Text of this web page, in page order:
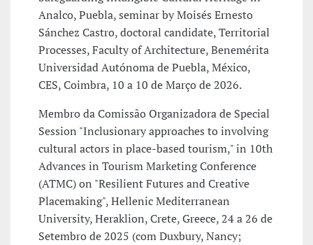
Analco, Puebla, seminar by Moisés Ernesto
Sánchez Castro, doctoral candidate, Territorial
Processes, Faculty of Architecture, Benemérita
Universidad Autónoma de Puebla, México,
CES, Coimbra, 10 a 10 de Março de 2026.
Membro da Comissão Organizadora de Special
Session "Inclusionary approaches to involving
cultural actors in place-based tourism," in 10th
Advances in Tourism Marketing Conference
(ATMC) on "Resilient Futures and Creative
Placemaking", Hellenic Mediterranean
University, Heraklion, Crete, Greece, 24 a 26 de
Setembro de 2025 (com Duxbury, Nancy;